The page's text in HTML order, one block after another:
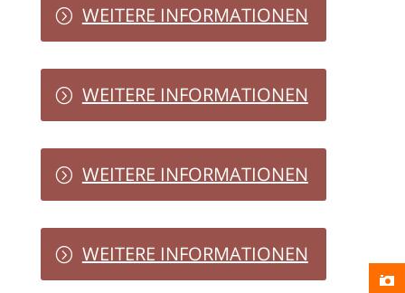
WEITERE INFORMATIONEN
WEITERE INFORMATIONEN
WEITERE INFORMATIONEN
WEITERE INFORMATIONEN